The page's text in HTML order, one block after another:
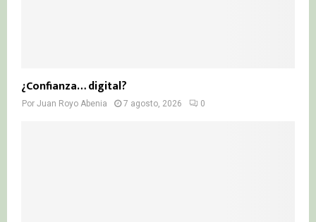
¿Confianza… digital?
Por Juan Royo Abenia 7 agosto, 2026 0